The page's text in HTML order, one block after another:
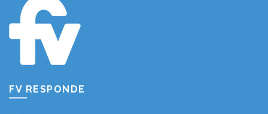
FV RESPONDE